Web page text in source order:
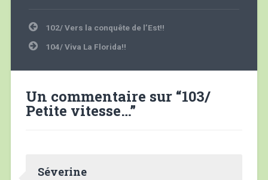
Navigation
l’article
102/ Vers la conquête de l’Est!!
104/ Viva La Florida!!
Un commentaire sur “103/
Petite vitesse…”
Séverine